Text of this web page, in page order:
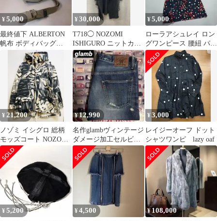
¥5,000
最終値下 ALBERTON
帆布 ボディバッグ
BAGGY'S ANNEX
¥30,000
T718◯ NOZOMI
ISHIGURO ニットカー
ディガン ロング
¥5,000
ローラアシュレイ ロン
グワンピース 腰紐 パー
ティードレス
¥ 21,200
ノゾミ イシグロ 総柄
モッズコート NOZOMI
ISHIGURO ミリタリー
¥12,990
名作glambヴィンテージ
ダメージ加工セルビッ
ジデニムパンツ赤耳ジ
ーンズ日本製
¥3,000
レイジーオーフ ドット
シャツワンピ lazy oaf
¥ 5,200 ¥4,500 ¥108,000